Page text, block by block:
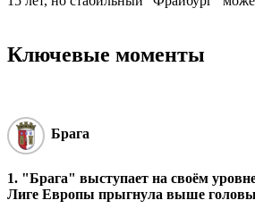
Ключевые моменты
Брага
1. "Брага" выступает на своём
Лиге Европы прыгнула выше головы